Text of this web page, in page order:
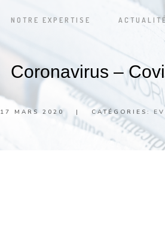
NOTRE EXPERTISE
Coronavirus –
17 MARS 2020 | CATÉGORIES: